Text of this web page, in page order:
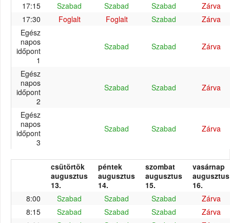
17:15
Szabad Szabad Szabad
Zárva
17:30
Foglalt Foglalt Szabad
Zárva
Egész
napos
időpont
1
Szabad Szabad Zárva
Egész
napos
időpont
2
Szabad Szabad Zárva
Egész
napos
időpont
3
Szabad Szabad Zárva
csütörtök
augusztus
13.
péntek
augusztus
14.
szombat
augusztus
15.
vasárnap
augusztus
16.
8:00
Szabad Szabad Szabad
Zárva
8:15
Szabad Szabad Szabad
Zárva